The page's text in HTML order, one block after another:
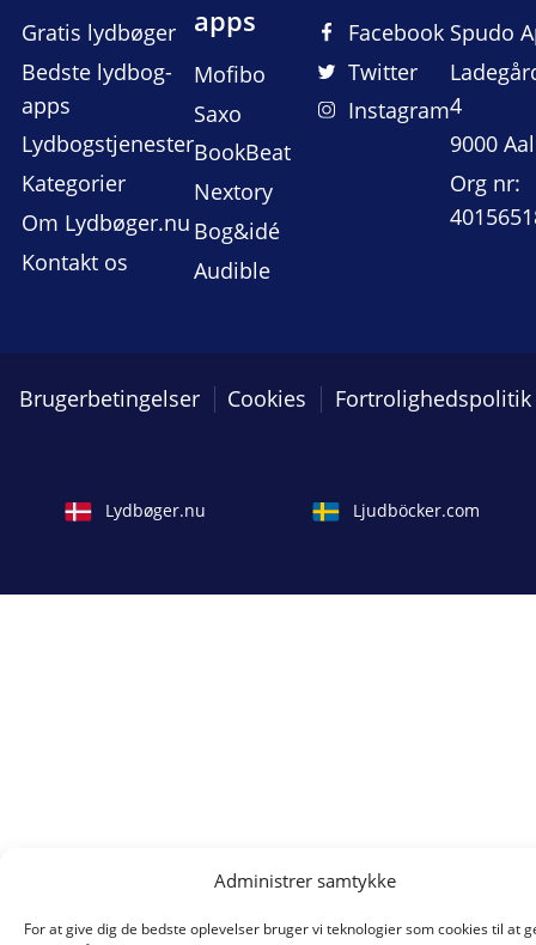
Administrer samtykke
For at give dig de bedste oplevelser bruger vi teknologier som cookies til at
Gratis lydbøger
Bedste lydbog-
apps
Lydbogstjenester
Kategorier
Om Lydbøger.nu
Kontakt os
apps
Mofibo
Saxo
BookBeat
Nextory
Bog&idé
Audible
Facebook
Twitter
Instagram
Spudo
4
9000
Org nr:
Brugerbetingelser Cookies Fortrolighedspolitik
Lydbøger.nu Ljudböcker.com